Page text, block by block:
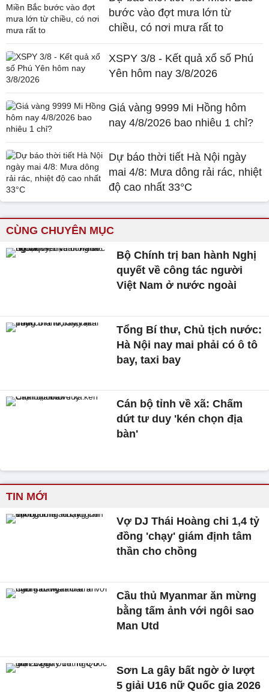
bước vào đợt mưa lớn từ
chiều, có nơi mưa rất to
XSPY 3/8 - Kết quả xổ số Phú
Yên hôm nay 3/8/2026
Giá vàng 9999 Mi Hồng hôm
nay 4/8/2026 bao nhiêu 1 chỉ?
Dự báo thời tiết Hà Nội ngày
mai 4/8: Mưa dông rải rác, nhiệt
độ cao nhất 33°C
CÙNG CHUYÊN MỤC
Bộ Chính trị ban hành Nghị
quyết về công tác người
Việt Nam ở nước ngoài
Tổng Bí thư, Chủ tịch nước:
Hà Nội nay mai phải có ô tô
bay, taxi bay
Cán bộ tỉnh về xã: Chấm
dứt tư duy 'kén chọn địa
bàn'
TIN MỚI
Vợ DJ Thái Hoàng chi 1,4 tỷ
đồng 'chạy' giám định tâm
thần cho chồng
Cầu thủ Myanmar ăn mừng
bằng tấm ảnh với ngôi sao
Man Utd
Sơn La gây bất ngờ ở lượt
5 giải U16 nữ Quốc gia 2026